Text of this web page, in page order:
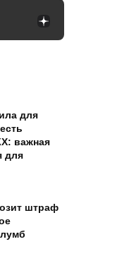
для
важная
для
штраф